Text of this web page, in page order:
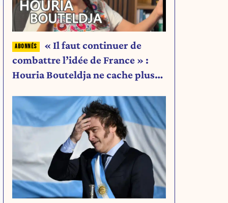
« Il faut continuer de
combattre l’idée de France » :
Houria Bouteldja ne cache plus